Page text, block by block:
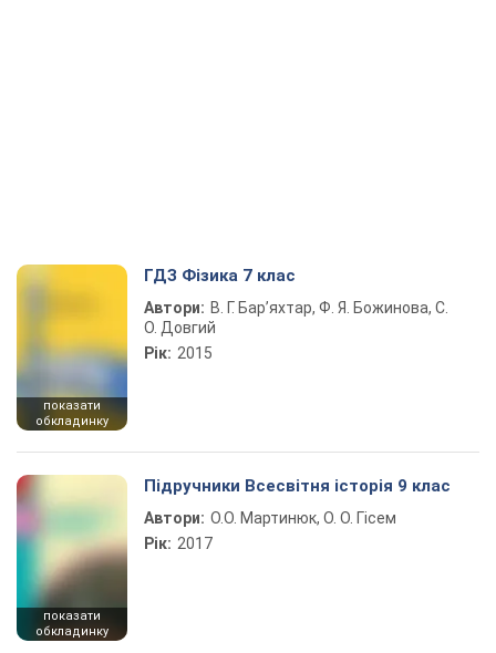
показати
обкладинку
ГДЗ Фізика 7 клас
Автори: В. Г. Бар’яхтар, Ф. Я. Божинова, С.
О. Довгий
Рік: 2015
показати
обкладинку
Підручники Всесвітня історія 9 клас
Автори: О.О. Мартинюк, О. О. Гісем
Рік: 2017